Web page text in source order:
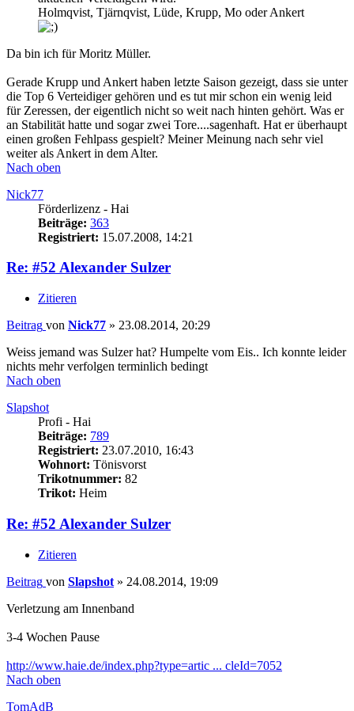
Holmqvist, Tjärnqvist, Lüde, Krupp, Mo oder Ankert
Da bin ich für Moritz Müller.
Gerade Krupp und Ankert haben letzte Saison gezeigt, dass sie unter
die Top 6 Verteidiger gehören und es tut mir schon ein wenig leid
für Zeressen, der eigentlich nicht so weit nach hinten gehört. Was er
an Stabilität hatte und sogar zwei Tore....sagenhaft. Hat er überhaupt
einen großen Fehlpass gespielt? Meiner Meinung nach sehr viel
weiter als Ankert in dem Alter.
Nach oben
Nick77
Förderlizenz - Hai
Beiträge: 363
Registriert: 15.07.2008, 14:21
Re: #52 Alexander Sulzer
Zitieren
Beitrag von Nick77 » 23.08.2014, 20:29
Weiss jemand was Sulzer hat? Humpelte vom Eis.. Ich konnte leider
nichts mehr verfolgen terminlich bedingt
Nach oben
Slapshot
Profi - Hai
Beiträge: 789
Registriert: 23.07.2010, 16:43
Wohnort: Tönisvorst
Trikotnummer: 82
Trikot: Heim
Re: #52 Alexander Sulzer
Zitieren
Beitrag von Slapshot » 24.08.2014, 19:09
Verletzung am Innenband
3-4 Wochen Pause
http://www.haie.de/index.php?type=artic ... cleId=7052
Nach oben
TomAdB